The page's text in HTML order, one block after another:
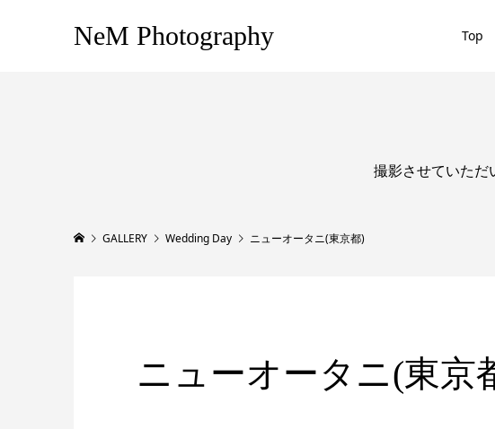
NeM Photography Top
撮影させていただ
GALLERY Wedding Day ニューオータニ(東京都)
ニューオータニ(東京